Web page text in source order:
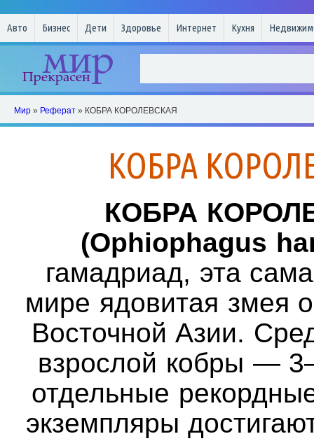
Авто Бизнес Дети Здоровье Интернет Кухня
Мир » Реферат » КОБРА КОРОЛЕВСКАЯ
КОБРА
КОБРА
(Ophiophagus
гамадриад, эта
мире ядовитая змея
Восточной Азии.
взрослой кобры —
отдельные
экземпляры